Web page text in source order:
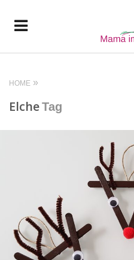
HOME
ElcheTag
READ